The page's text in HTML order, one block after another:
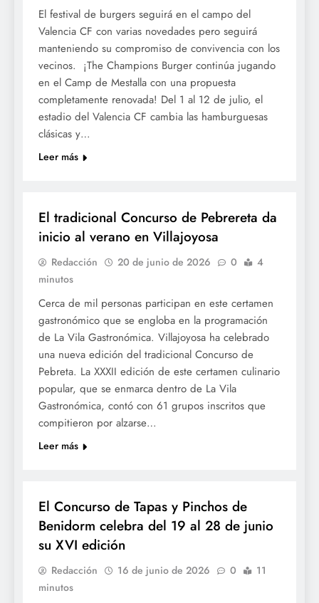
El festival de burgers seguirá en el campo del
Valencia CF con varias novedades pero seguirá
manteniendo su compromiso de convivencia con los
vecinos. ¡The Champions Burger continúa jugando
en el Camp de Mestalla con una propuesta
completamente renovada! Del 1 al 12 de julio, el
estadio del Valencia CF cambia las hamburguesas
clásicas y…
Leer más
El tradicional Concurso de Pebrereta da
inicio al verano en Villajoyosa
Redacción 20 de junio de 2026 0
4
minutos
Cerca de mil personas participan en este certamen
gastronómico que se engloba en la programación
de La Vila Gastronómica. Villajoyosa ha celebrado
una nueva edición del tradicional Concurso de
Pebreta. La XXXII edición de este certamen culinario
popular, que se enmarca dentro de La Vila
Gastronómica, contó con 61 grupos inscritos que
compitieron por alzarse…
Leer más
El Concurso de Tapas y Pinchos de
Benidorm celebra del 19 al 28 de junio
su XVI edición
Redacción 16 de junio de 2026 0
11
minutos